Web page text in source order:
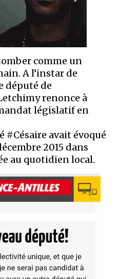
comme un
A l’instar de
député de
renonce à
législatif en
#Césaire avait évoqué
2015 dans
au quotidien local.